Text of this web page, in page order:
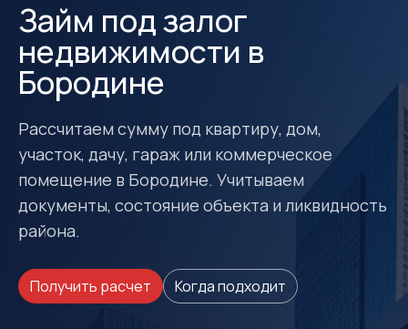
Займ под залог
недвижимости в
Бородине
Рассчитаем сумму под квартиру, дом,
участок, дачу, гараж или коммерческое
помещение в Бородине. Учитываем
документы, состояние объекта и ликвидность
района.
Получить расчет Когда подходит